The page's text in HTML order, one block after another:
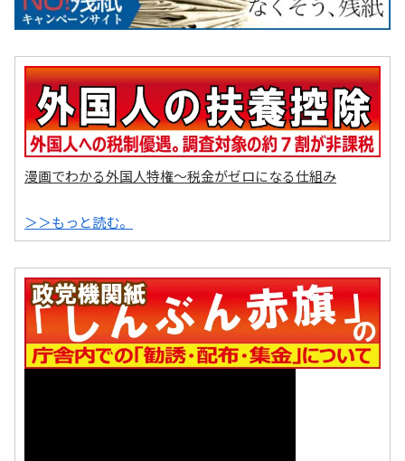
漫画でわかる外国人特権～税金がゼロになる仕組み
＞＞もっと読む。